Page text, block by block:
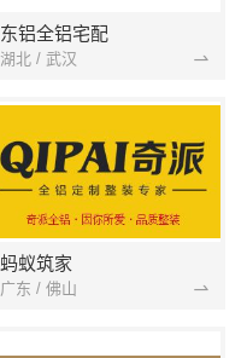
东铝全铝宅配
湖北 / 武汉
蚂蚁筑家
广东 / 佛山